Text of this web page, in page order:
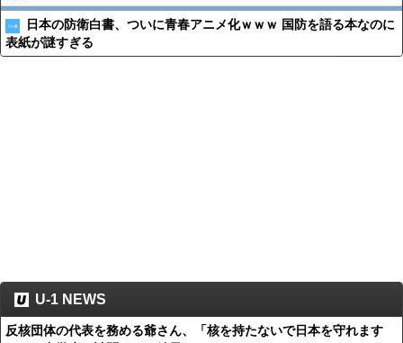
日本の防衛白書、ついに青春アニメ化ｗｗｗ 国防を語る本なのに
表紙が謎すぎる
U-1 NEWS
反核団体の代表を務める爺さん、「核を持たないで日本を守れます